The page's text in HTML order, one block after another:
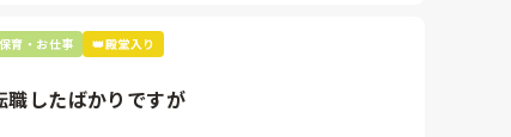
保育・お仕事 👑殿堂入り
職したばかりですが